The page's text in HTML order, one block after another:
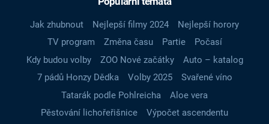
Jak zhubnout Nejlepší filmy 2024
Nejlepší horory
TV program
Změna času Partie
Počasí
Kdy budou volby
ZOO Nové začátky
Auto – katalog
7 pádů Honzy Dědka
Volby 2025
Svařené víno
Tatarák podle Pohlreicha
Aloe vera
Pěstování lichořeřišnice
Výpočet ascendentu